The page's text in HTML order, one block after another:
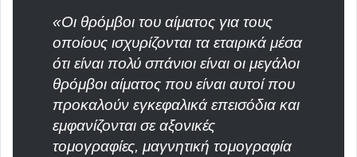
«Οι θρόμβοι του αίματος για τους
οποίους ισχυρίζονται τα εταιρικά μέσα
ότι είναι πολύ σπάνιοι είναι οι μεγάλοι
θρόμβοι αίματος που είναι αυτοί που
προκαλούν εγκεφαλικά επεισόδια και
εμφανίζονται σε αξονικές
τομογραφίες, μαγνητική τομογραφία